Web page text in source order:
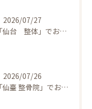
2026/07/27
「仙台 整体」でお探しの方へ〜本当の整体を仙台で！伊東鍼灸整骨院
2026/07/26
「仙臺 整骨院」でお探しの方へ〜本当の整体を仙台で！伊東鍼灸整骨院